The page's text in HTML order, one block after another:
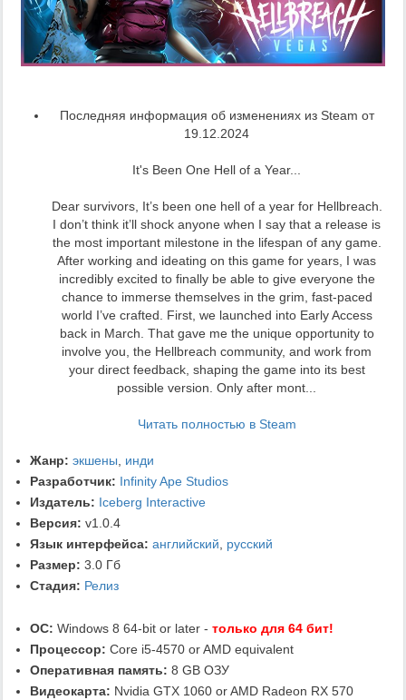
Последняя информация об изменениях из Steam от
19.12.2024
It's Been One Hell of a Year...
Dear survivors, It’s been one hell of a year for Hellbreach.
I don’t think it’ll shock anyone when I say that a release is
the most important milestone in the lifespan of any game.
After working and ideating on this game for years, I was
incredibly excited to finally be able to give everyone the
chance to immerse themselves in the grim, fast-paced
world I’ve crafted. First, we launched into Early Access
back in March. That gave me the unique opportunity to
involve you, the Hellbreach community, and work from
your direct feedback, shaping the game into its best
possible version. Only after mont...
Читать полностью в Steam
Жанр: экшены, инди
Разработчик: Infinity Ape Studios
Издатель: Iceberg Interactive
Версия: v1.0.4
Язык интерфейса: английский, русский
Размер: 3.0 Гб
Стадия: Релиз
ОС: Windows 8 64-bit or later - только для 64 бит!
Процессор: Core i5-4570 or AMD equivalent
Оперативная память: 8 GB ОЗУ
Видеокарта: Nvidia GTX 1060 or AMD Radeon RX 570